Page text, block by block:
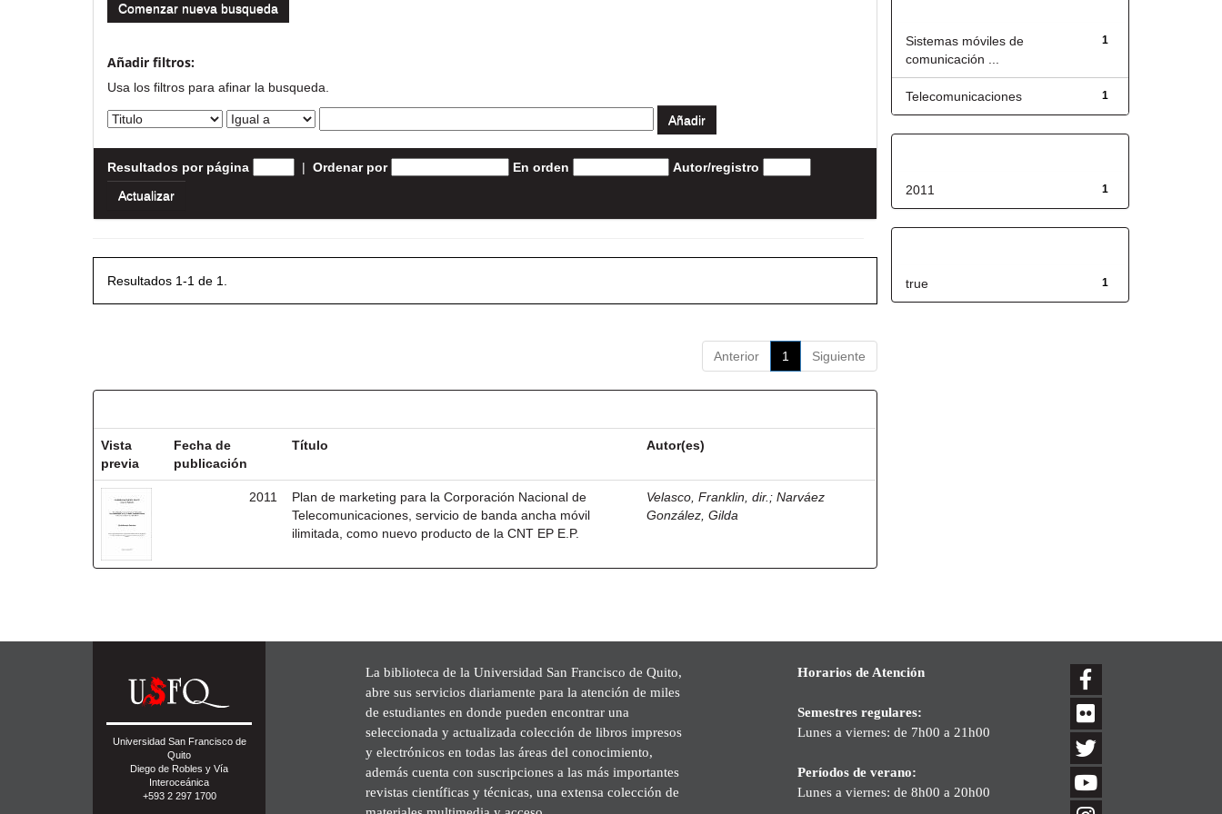
Comenzar nueva busqueda
Añadir filtros:
Usa los filtros para afinar la busqueda.
Resultados por página | Ordenar por En orden Autor/registro
Resultados 1-1 de 1.
Anterior 1 Siguiente
Vista
previa
Fecha de
publicación
Título Autor(es)
2011
Plan de marketing para la Corporación Nacional de
Telecomunicaciones, servicio de banda ancha móvil
ilimitada, como nuevo producto de la CNT EP E.P.
Velasco, Franklin, dir. ;Narváez
González, Gilda
1
Sistemas móviles de
comunicación ...
1
Telecomunicaciones
1
2011
1
true
Universidad San Francisco de
Quito
Diego de Robles y Vía
Interoceánica
+593 2 297 1700
La biblioteca de la Universidad San Francisco de Quito,
abre sus servicios diariamente para la atención de miles
de estudiantes en donde pueden encontrar una
seleccionada y actualizada colección de libros impresos
y electrónicos en todas las áreas del conocimiento,
además cuenta con suscripciones a las más importantes
revistas científicas y técnicas, una extensa colección de
Horarios de Atención
Semestres regulares:
Lunes a viernes: de 7h00 a 21h00
Períodos de verano:
Lunes a viernes: de 8h00 a 20h00